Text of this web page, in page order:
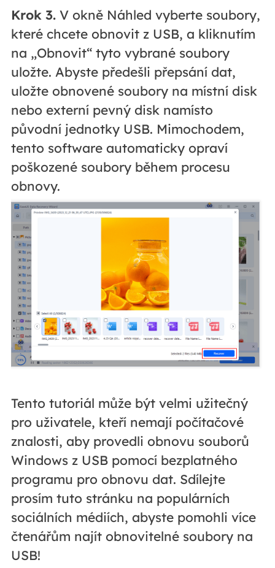
Krok 3.V okně Náhled vyberte soubory,
které chcete obnovit z USB, a kliknutím
na „Obnovit“ tyto vybrané soubory
uložte. Abyste předešli přepsání dat,
uložte obnovené soubory na místní disk
nebo externí pevný disk namísto
původní jednotky USB. Mimochodem,
tento software automaticky opraví
poškozené soubory během procesu
obnovy.
Tento tutoriál může být velmi užitečný
pro uživatele, kteří nemají počítačové
znalosti, aby provedli obnovu souborů
Windows z USB pomocí bezplatného
programu pro obnovu dat. Sdílejte
prosím tuto stránku na populárních
sociálních médiích, abyste pomohli více
čtenářům najít obnovitelné soubory na
USB!